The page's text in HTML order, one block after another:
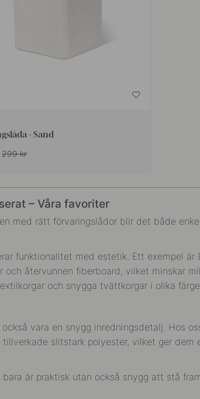
- Sand
299 kr
– Våra favoriter
med rätt förvaringslådor blir det både
funktionalitet med estetik. Ett exempel
återvunnen fiberboard, vilket minskar
och snygga tvättkorgar i olika
vara en snygg inredningsdetalj. Hos
slitstark polyester, vilket ger
är praktisk utan också snygg att stå